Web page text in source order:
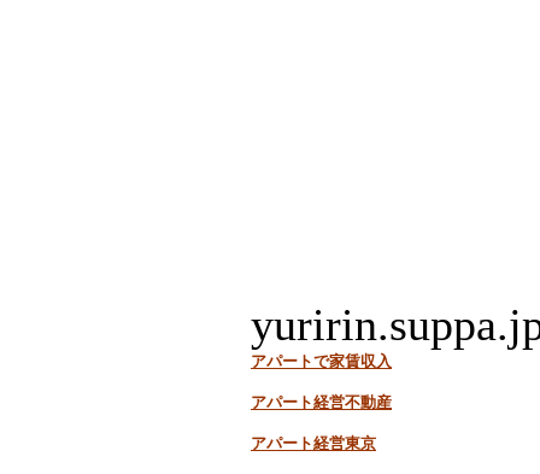
アパートで家賃収入
アパート経営不動産
アパート経営東京